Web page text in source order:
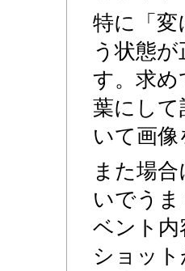
特に「
う状態
す。求め
葉にして
いて画
また場
いでう
ベント内
ショッ